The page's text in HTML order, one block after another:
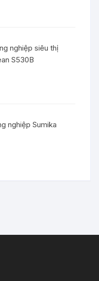
nghiệp siêu thị
S530B
nghiệp Sumika